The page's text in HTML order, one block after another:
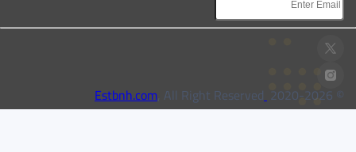
© 2020-
2026
Estbnh.com
, All Right Reserved